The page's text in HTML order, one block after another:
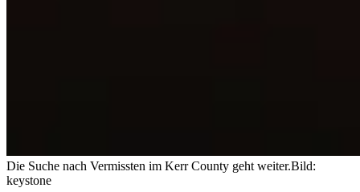
Die Suche nach Vermissten im Kerr County geht weiter.Bild:
keystone